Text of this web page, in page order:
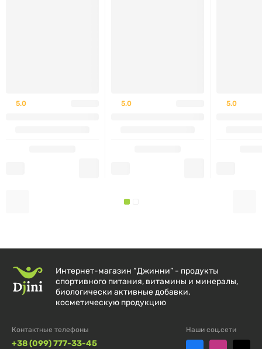
5.0 5.0 5.0
Интернет-магазин “Джинни” - продукты
спортивного питания, витамины и минералы,
биологически активные добавки,
косметическую продукцию
Контактные телефоны
+38 (099) 777-33-45
Наши соц.сети